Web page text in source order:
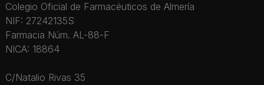
Colegio Oficial de Farmacéuticos de Almería
NIF: 27242135S
Farmacia Núm. AL-88-F
NICA: 18864
C/Natalio Rivas 35